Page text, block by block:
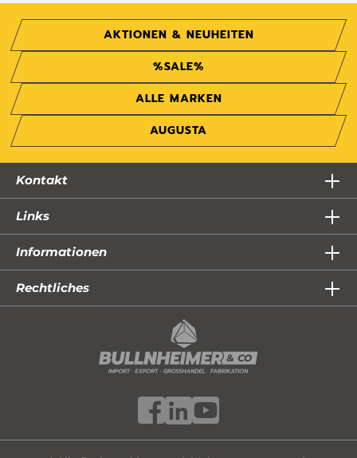
AKTIONEN & NEUHEITEN
%SALE%
ALLE MARKEN
AUGUSTA
Kontakt
Links
Informationen
Rechtliches